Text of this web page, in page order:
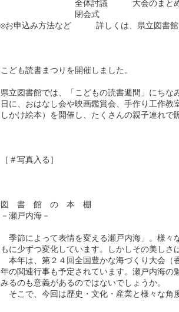
全体討議　　　大会のまとめ、報
閉会式
◎お申込み方法など　　　詳しくは、県立図書
こども読書まつりを開催しました。
県立図書館では、「こどもの読書週間」にち
日に、おはなし会や映画鑑賞会、手作り工作教
しかけ絵本）を開催し、たくさんの親子連れで
［＃写真入る］
図　書　館　の　本　棚
－瀬戸内海－
季節によって表情を変える瀬戸内海」。様々
もに少ずつ変化しています。しかしその美しさ
本年は、第２４回全国豊かな海づくり大会（
年の関連行事も予定されています。瀬戸内海の
みるのも意義があるのではないでしょうか。
そこで、今回は歴史・文化・産業と様々な